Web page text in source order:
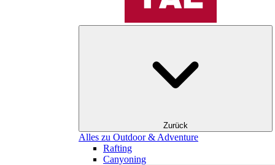
Zurück
Alles zu Outdoor & Adventure
Rafting
Canyoning